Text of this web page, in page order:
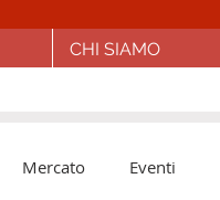
CHI SIAMO
Mercato Eventi